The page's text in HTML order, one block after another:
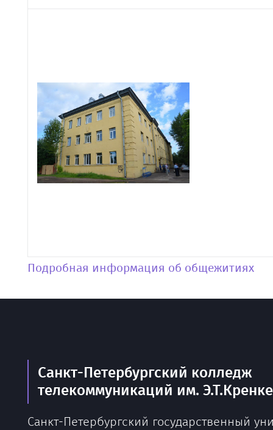
Подробная информация об общежитиях
Санкт-Петербургский колледж
телекоммуникаций им.
Санкт-Петербургский государственный